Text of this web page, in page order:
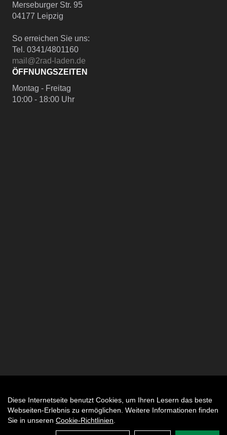
Merseburger Str. 95
04177 Leipzig
So erreichen Sie uns:
Tel. 0341/4801160
mail@2rad-laden.de
ÖFFNUNGSZEITEN
Montag - Freitag
10:00 - 18:00 Uhr
Diese Internetseite benutzt Cookies, um Ihren Lesern das beste
Webseiten-Erlebnis zu ermöglichen. Weitere Informationen finden
Sie in unseren Cookie-Richtlinien
Auftrag widerrufen